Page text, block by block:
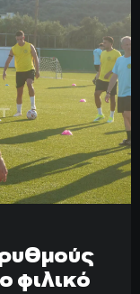
φιλικό